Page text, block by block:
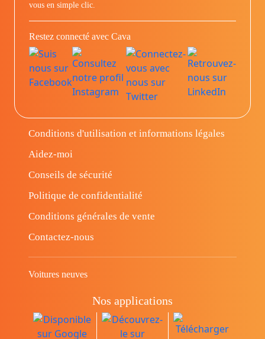
vous en simple clic.
Restez connecté avec Cava
Conditions d'utilisation et informations légales
Aidez-moi
Conseils de sécurité
Politique de confidentialité
Conditions générales de vente
Contactez-nous
Voitures neuves
Nos applications